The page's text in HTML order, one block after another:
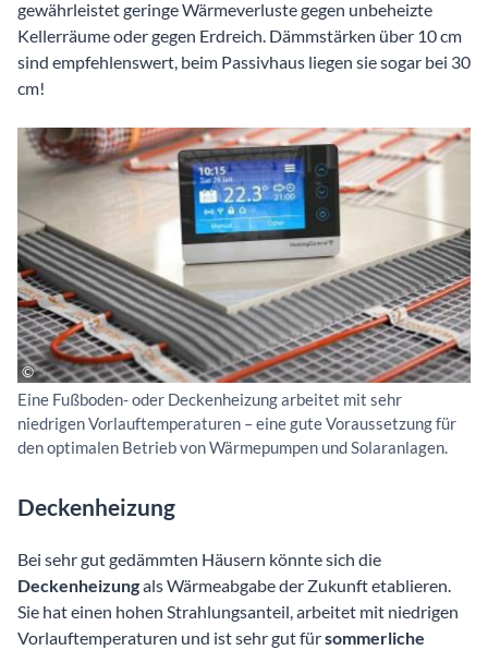
gewährleistet geringe Wärmeverluste gegen unbeheizte
Kellerräume oder gegen Erdreich. Dämmstärken über 10 cm
sind empfehlenswert, beim Passivhaus liegen sie sogar bei 30
cm!
Eine Fußboden- oder Deckenheizung arbeitet mit sehr
niedrigen Vorlauftemperaturen – eine gute Voraussetzung für
den optimalen Betrieb von Wärmepumpen und Solaranlagen.
Deckenheizung
Bei sehr gut gedämmten Häusern könnte sich die
Deckenheizung als Wärmeabgabe der Zukunftetablieren.
Sie hat einen hohen Strahlungsanteil, arbeitet mit niedrigen
Vorlauftemperaturen und ist sehr gut fürsommerliche